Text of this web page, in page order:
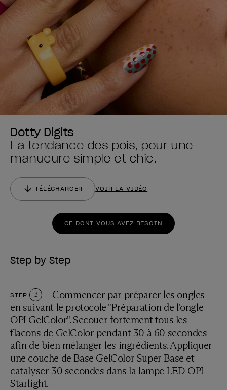
Dotty Digits
La tendance des pois, pour une
manucure simple et chic.
TÉLÉCHARGER VOIR LA VIDÉO
CE DONT VOUS AVEZ BESOIN
Step by Step
STEP 1
Commencer par préparer les ongles
en suivant le protocole "Préparation de l'ongle
OPI GelColor". Secouer fortement tous les
flacons de GelColor pendant 30 à 60 secondes
afin de bien mélanger les ingrédients. Appliquer
une couche de Base GelColor Super Base et
catalyser 30 secondes dans la lampe LED OPI
Starlight.